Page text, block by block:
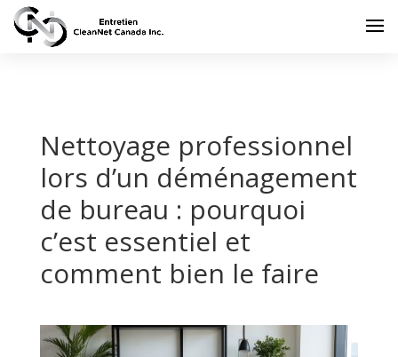
Nettoyage professionnel
lors d’un déménagement
de bureau : pourquoi
c’est essentiel et
comment bien le faire